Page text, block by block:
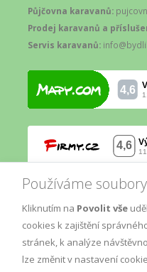
Používáme
Kliknutím na Povolit vše
cookies k zajištění
stránek, k analýze
lze změnit v nastavení
Půjčovna karavanů:
Prodej karavanů a
Servis karavanů: